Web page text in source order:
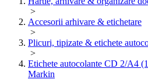
>
Accesorii arhivare & etichetare
>
Plicuri, tipizate & etichete
>
Etichete autocolante CD 2/A4
Markin